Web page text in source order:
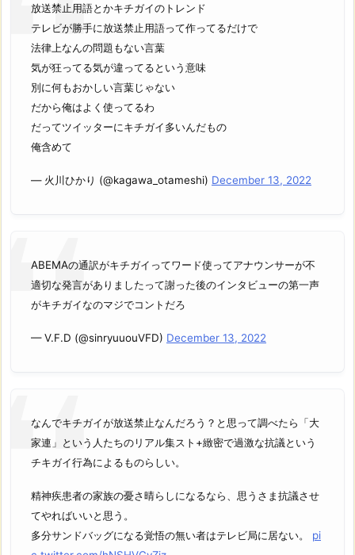
放送禁止用語とかキチガイのトレンド
テレビが勝手に放送禁止用語って作ってるだけで
法律上なんの問題もない言葉
気が狂ってる気が違ってるという意味
別に何もおかしい言葉じゃない
だから俺はよく使ってるわ
だってツイッターにキチガイ多いんだもの
俺含めて
— 火川ひかり (@kagawa_otameshi) December 13, 2022
ABEMAの通訳がキチガイってワード使ってアナウンサーが不
適切な発言がありましたって謝った後のインタビューの第一声
がキチガイなのマジでコントだろ
— V.F.D (@sinryuuouVFD) December 13, 2022
なんでキチガイが放送禁止なんだろう？と思って調べたら「大
家連」という人たちのリアル集スト+緻密で過激な抗議という
チキガイ行為によるものらしい。
精神疾患者の家族の憂さ晴らしになるなら、思うさま抗議させ
てやればいいと思う。
多分サンドバッグになる覚悟の無い者はテレビ局に居ない。 pi